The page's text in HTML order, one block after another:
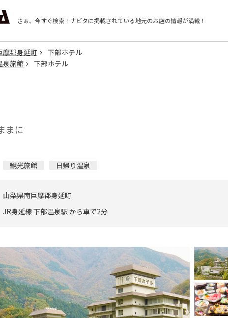
さぁ、今すぐ検索！ ナビタに掲載されている地元のお店の情報が満載！
摩郡身延町
下部ホテル
泉旅館 下部ホテル
まに
観光旅館 日帰り温泉
山梨県南巨摩郡身延町
JR身延線 下部温泉駅 から車で2分